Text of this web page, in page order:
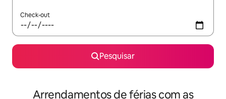
Check-out
Pesquisar
Arrendamentos de férias com as